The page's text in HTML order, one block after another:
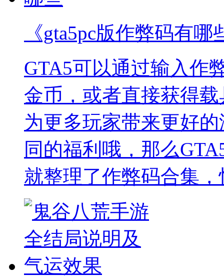
《gta5pc版作弊码有哪
GTA5可以通过输入作
金币，或者直接获得
为更多玩家带来更好
同的福利哦，那么
就整理了作弊码合集